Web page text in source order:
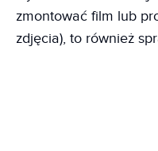
zmontować film lub
zdjęcia), to również